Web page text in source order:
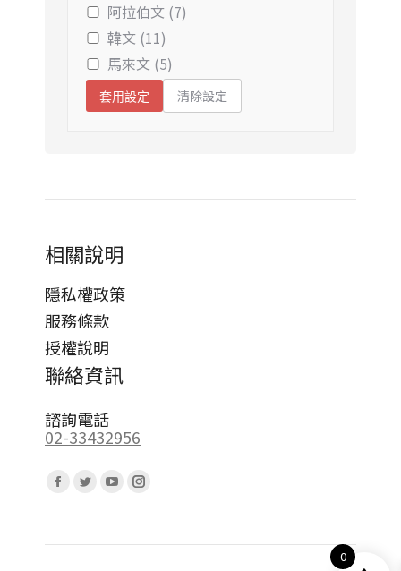
阿拉伯文 (7)
韓文 (11)
馬來文 (5)
套用設定 清除設定
相關說明
隱私權政策
服務條款
授權說明
聯絡資訊
諮詢電話
02-33432956
Facebook
opens
Twitter
opens
YouTube
opens
Instagram
opens
0